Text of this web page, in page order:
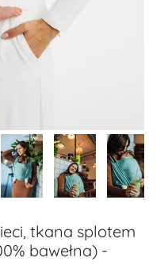
tkana splotem
bawełna) -